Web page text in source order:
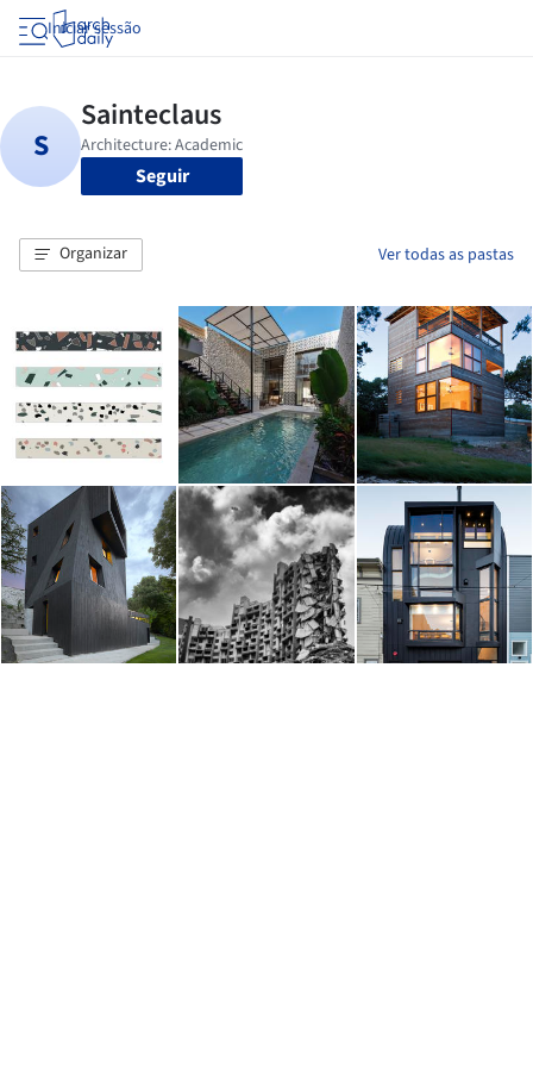
Iniciar sessão
Seguir
Organizar Ver todas as pastas